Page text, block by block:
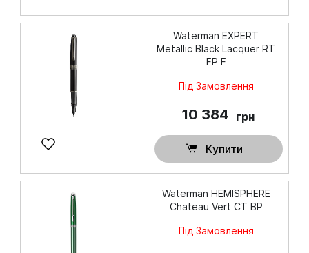
Waterman EXPERT
Metallic Black Lacquer RT
FP F
Під Замовлення
10 384 грн
Купити
Waterman HEMISPHERE
Chateau Vert CT BP
Під Замовлення